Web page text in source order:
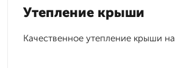
Утепление крыши
Качественное утепление крыши